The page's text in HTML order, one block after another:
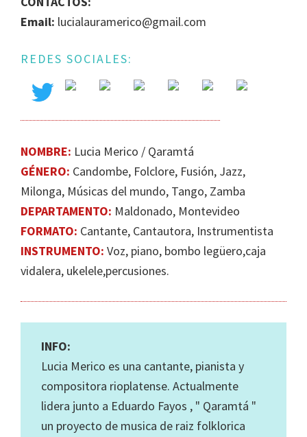
IGUALDAD
ESCENA
MUSICAL
Email: lucialauramerico@gmail.com
REDES SOCIALES:
NOMBRE: Lucia Merico / Qaramtá
GÉNERO: Candombe, Folclore, Fusión, Jazz​,
Milonga, Músicas del mundo, Tango, Zamba
DEPARTAMENTO: Maldonado, Montevideo
FORMATO: Cantante, Cantautora, Instrumentista
INSTRUMENTO: Voz, piano, bombo legüero,caja
vidalera, ukelele,percusiones.
INFO:
Lucia Merico es una cantante, pianista y
compositora rioplatense. Actualmente
lidera junto a Eduardo Fayos , " Qaramtá "
un proyecto de musica de raiz folklorica